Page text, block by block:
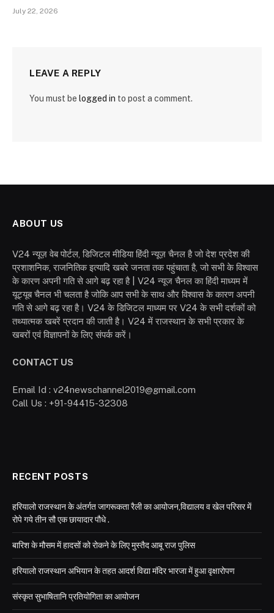
July 22, 2026
LEAVE A REPLY
You must be logged in to post a comment.
ABOUT US
V24 न्यूज़ वेब पोर्टल, डिजिटल मीडिया हिंदी न्यूज़ चैनल है जो देश प्रदेश की
प्रशाशनिक, राजनितिक इत्यादि खबरे जनता तक पहुंचाता है, जो सभी के विश्वास
के कारण अपनी गति से आगे बढ़ रहा है | V24 न्यूज चैनल का हिंदी माध्यम में
यूट्यूब चैनल भी चलता है जोकि आप सभी के साथ और विश्वास के कारण अपनी
गति से आगे बढ़ रहा है। V24 के डिजिटल माध्यम पर V24 के सभी दर्शकों को
तथ्यात्मक खबरें प्रदान की जाती है। V24 में राजस्थान के सभी प्रकार के
खबरों एवं विज्ञापनों के लिए संपर्क करें।
CONTACT US
Email Id : v24newschannel2019@gmail.com
Call Us : +91-94415-32308
RECENT POSTS
हरियालो राजस्थान के अंतर्गत जागरूकता रैली का आयोजन,विद्यालय व खेल परिसर में
रोपे गये तीन सौ एक छायादार पौधे .
बारिश के मौसम में हादसों को रोकने के लिए मुस्तैद आबू राज पुलिस
हरियालो राजस्थान अभियान के तहत आदर्श विद्या मंदिर भारजा में हुआ वृक्षारोपण
संस्कृत सुभाषितानि प्रतियोगिता का आयोजन